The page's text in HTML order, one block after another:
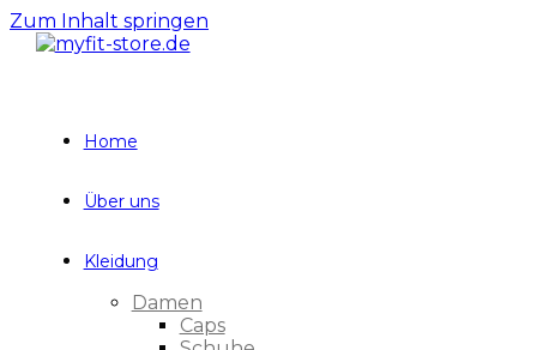
Zum Inhalt springen
Home
Über uns
Kleidung
Damen
Caps